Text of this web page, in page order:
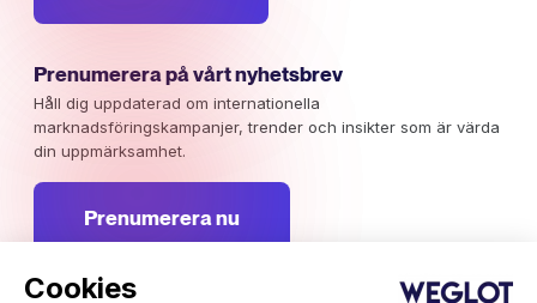
Cookies
Prenumerera på vårt nyhetsbrev
Håll dig uppdaterad om internationella
marknadsföringskampanjer, trender och insikter som är värda
din uppmärksamhet.
Prenumerera nu